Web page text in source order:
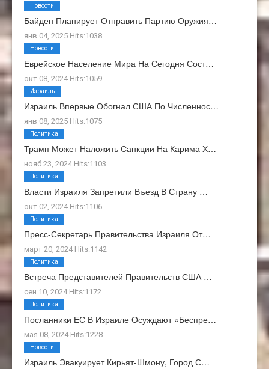
Байден Планирует Отправить Партию Оружия…
янв 04, 2025 Hits:1038
Новости
Еврейское Население Мира На Сегодня Сост…
окт 08, 2024 Hits:1059
Новости
Израиль Впервые Обогнал США По Численнос…
янв 08, 2025 Hits:1075
Израиль
Трамп Может Наложить Санкции На Карима Х…
нояб 23, 2024 Hits:1103
Политика
Власти Израиля Запретили Въезд В Страну …
окт 02, 2024 Hits:1106
Политика
Пресс-Секретарь Правительства Израиля От…
март 20, 2024 Hits:1142
Политика
Встреча Представителей Правительств США …
сен 10, 2024 Hits:1172
Политика
Посланники ЕС В Израиле Осуждают «беспре…
мая 08, 2024 Hits:1228
Политика
Израиль Эвакуирует Кирьят-Шмону, Город С…
Новости